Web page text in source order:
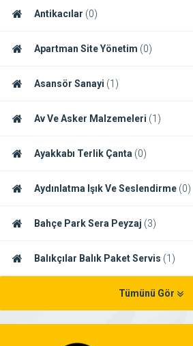
Antikacılar (0)
Apartman Site Yönetim (0)
Asansör Sanayi (1)
Av Ve Asker Malzemeleri (1)
Ayakkabı Terlik Çanta (0)
Aydınlatma Işık Ve Seslendirme (0)
Bahçe Park Sera Peyzaj (3)
Balıkçılar Balık Paket Servis (1)
Tümünü Gör